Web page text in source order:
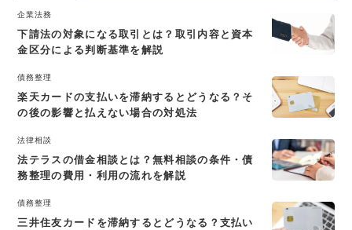
企業法務
下請法の対象になる取引とは？取引内容と資本
金区分による判断基準を解説
債務整理
楽天カードの支払いを滞納するとどうなる？そ
の後の影響と払えない場合の対処法
法律相談
法テラスの借金相談とは？無料相談の条件・債
務整理の費用・利用の流れを解説
債務整理
三井住友カードを滞納するとどうなる？支払い